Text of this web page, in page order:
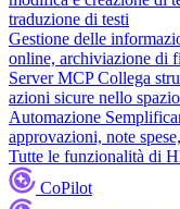
traduzione di testi
Gestione delle
online, archiviazione di
Server MCP Collega
azioni sicure nello
Automazione
approvazioni, note
Tutte le funzionalità di
CoPilot